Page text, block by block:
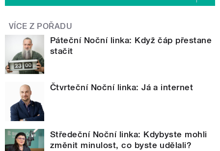
VÍCE Z POŘADU
Páteční Noční linka: Když čáp přestane
stačit
Čtvrteční Noční linka: Já a internet
Středeční Noční linka: Kdybyste mohli
změnit minulost, co byste udělali?